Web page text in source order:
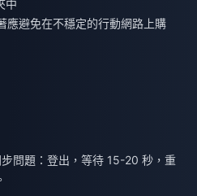
中
避免在不穩定的行動網路上購
問題：登出，等待 15-20 秒，重